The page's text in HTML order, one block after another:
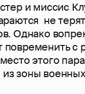
и миссис
не
Однако
с
этого
зоны военных